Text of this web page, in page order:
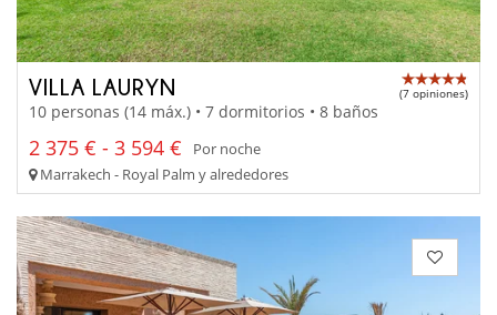
VILLA LAURYN (7 opiniones)
10 personas (14 máx.) • 7 dormitorios • 8 baños
2 375 € - 3 594 €
Por noche
Marrakech - Royal Palm y alrededores